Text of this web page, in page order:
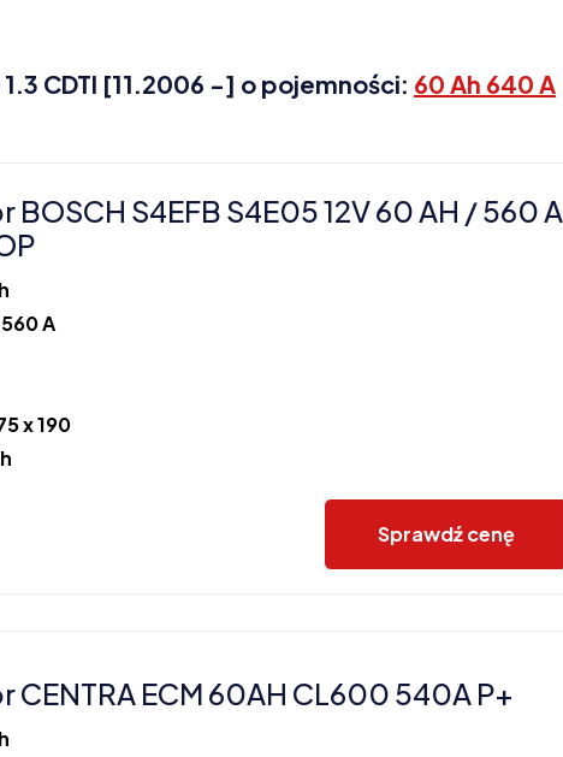
CDTI [11.2006 -] o pojemności: 60 Ah 640 A
BOSCH S4EFB S4E05 12V 60 AH / 560 A
560 A
x 190
Sprawdź cenę
CENTRA ECM 60AH CL600 540A P+